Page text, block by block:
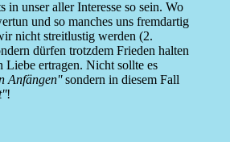
in unser aller Interesse so sein. Wo
und so manches uns fremdartig
nicht streitlustig werden (2.
dürfen trotzdem Frieden halten
Liebe ertragen. Nicht sollte es
Anfängen''sondern in diesem Fall
!